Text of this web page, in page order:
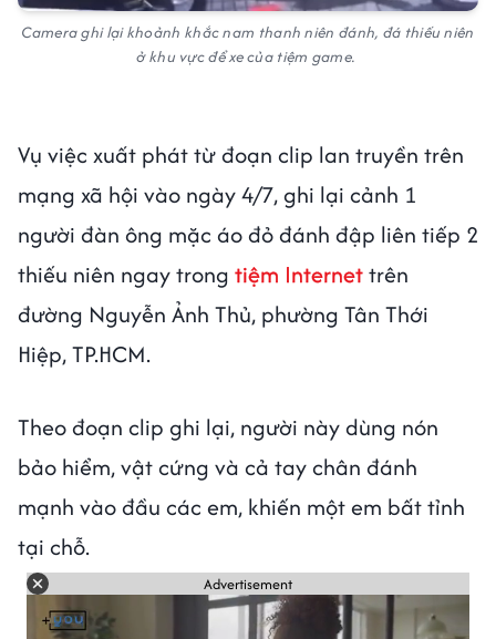
Camera ghi lại khoảnh khắc nam thanh niên đánh, đá thiếu niên
ở khu vực để xe của tiệm game.
Vụ việc xuất phát từ đoạn clip lan truyền trên
mạng xã hội vào ngày 4/7, ghi lại cảnh 1
người đàn ông mặc áo đỏ đánh đập liên tiếp 2
thiếu niên ngay trong tiệm Internettrên
đường Nguyễn Ảnh Thủ, phường Tân Thới
Hiệp, TP.HCM.
Theo đoạn clip ghi lại, người này dùng nón
bảo hiểm, vật cứng và cả tay chân đánh
mạnh vào đầu các em, khiến một em bất tỉnh
tại chỗ.
Advertisement